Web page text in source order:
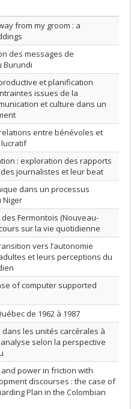
croissant
from my groom : a
des messages de
Burundi
et planification
issues de la
et culture dans un
entre bénévoles et
: exploration des rapports
journalistes et leur beat
dans un processus
Niger
Fermontois (Nouveau-
sur la vie quotidienne
vers l’autonomie
et leurs perceptions du
of computer supported
de 1962 à 1987
les unités carcérales à
selon la perspective
power in friction with
discourses : the case of
Plan in the Colombian